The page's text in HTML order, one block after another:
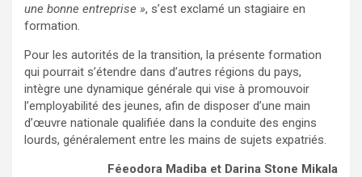
une bonne entreprise », s’est exclamé un stagiaire en
formation.
Pour les autorités de la transition, la présente formation
qui pourrait s’étendre dans d’autres régions du pays,
intègre une dynamique générale qui vise à promouvoir
l’employabilité des jeunes, afin de disposer d’une main
d’œuvre nationale qualifiée dans la conduite des engins
lourds, généralement entre les mains de sujets expatriés.
Féeodora Madiba et Darina Stone Mikala